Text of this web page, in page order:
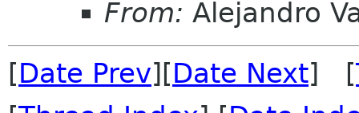
From: Alejandro
[Date Prev][Date Next] [